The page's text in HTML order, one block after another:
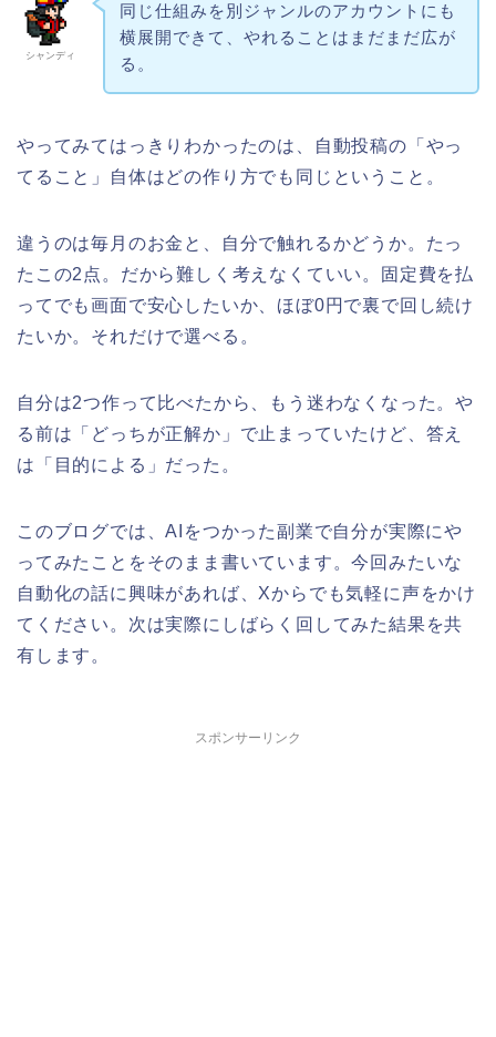
シャンディ
同じ仕組みを別ジャンルのアカウントにも
横展開できて、やれることはまだまだ広が
る。
やってみてはっきりわかったのは、自動投稿の「やっ
てること」自体はどの作り方でも同じということ。
違うのは毎月のお金と、自分で触れるかどうか。たっ
たこの2点。だから難しく考えなくていい。固定費を払
ってでも画面で安心したいか、ほぼ0円で裏で回し続け
たいか。それだけで選べる。
自分は2つ作って比べたから、もう迷わなくなった。や
る前は「どっちが正解か」で止まっていたけど、答え
は「目的による」だった。
このブログでは、AIをつかった副業で自分が実際にや
ってみたことをそのまま書いています。今回みたいな
自動化の話に興味があれば、Xからでも気軽に声をかけ
てください。次は実際にしばらく回してみた結果を共
有します。
スポンサーリンク